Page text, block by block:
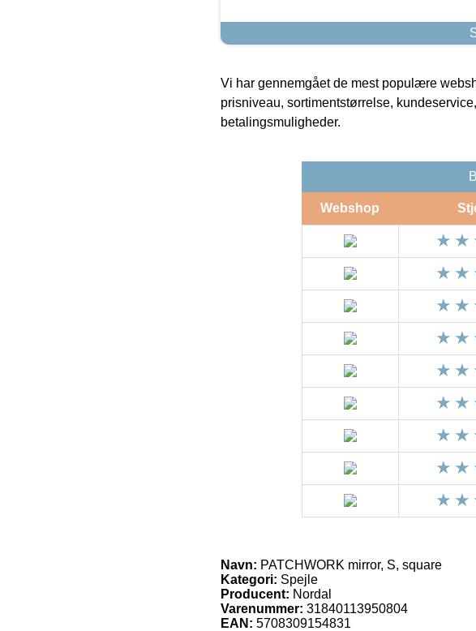
Vi har gennemgået de mest populære
prisniveau, sortimentstørrelse,
betalingsmuligheder.
Webshop
Navn: PATCHWORK mirror, S, square
Kategori: Spejle
Producent: Nordal
Varenummer: 31840113950804
EAN: 5708309154831